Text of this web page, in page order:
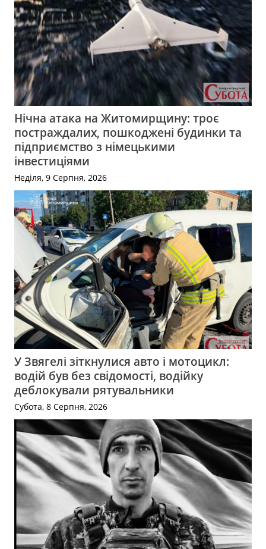
Нічна атака на Житомирщину: троє
постраждалих, пошкоджені будинки та
підприємство з німецькими
інвестиціями
Неділя, 9 Серпня, 2026
У Звягелі зіткнулися авто і мотоцикл:
водій був без свідомості, водійку
деблокували рятувальники
Субота, 8 Серпня, 2026